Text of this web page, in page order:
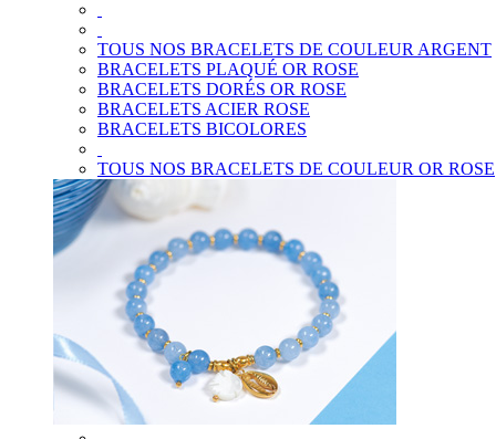
TOUS NOS BRACELETS DE COULEUR ARGENT
BRACELETS PLAQUÉ OR ROSE
BRACELETS DORÉS OR ROSE
BRACELETS ACIER ROSE
BRACELETS BICOLORES
TOUS NOS BRACELETS DE COULEUR OR ROSE